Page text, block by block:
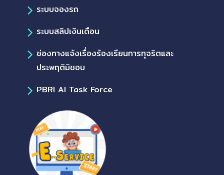
ระบบจองรถ
ระบบสลิปเงินเดือน
ช่องทางแจ้งเรื่องร้องเรียนการทุจริตและ
ประพฤติมิชอบ
PBRI AI Task Force